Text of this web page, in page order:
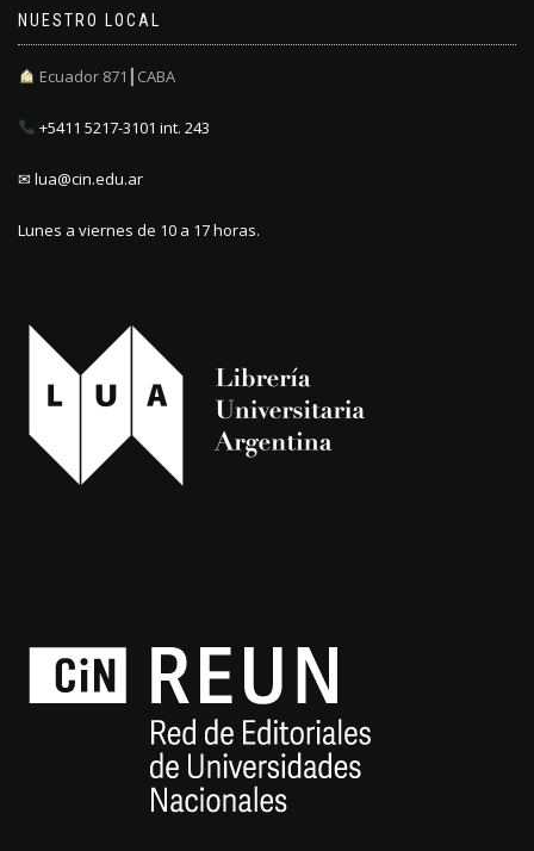
NUESTRO LOCAL
Ecuador 871┃CABA
+5411 5217-3101 int. 243
✉ lua@cin.edu.ar
Lunes a viernes de 10 a 17 horas.